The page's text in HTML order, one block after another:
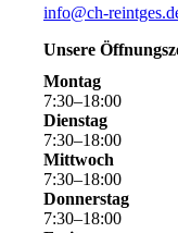
info@ch-
Unsere
Montag
7:30–18:00
Dienstag
7:30–18:00
Mittwoch
7:30–18:00
Donnerstag
7:30–18:00